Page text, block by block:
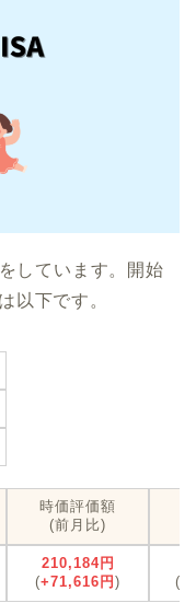
しています。開始
以下です。
時価評価額
(前月比)
210,184円
(+71,616円 )
(